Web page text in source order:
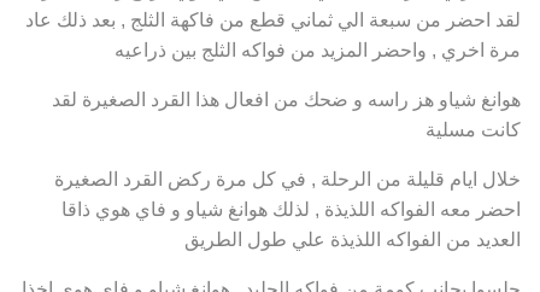
لقد احضر من سبعة الي ثماني قطع من فاكهة الثلج , بعد ذلك عاد
مرة اخري , واحضر المزيد من فواكه الثلج بين ذراعيه
هوانغ شياو هز راسه و ضحك من افعال هذا القرد الصغيرة لقد
كانت مسلية
خلال ايام قليلة من الرحلة , في كل مرة ركض القرد الصغيرة
احضر معه الفواكه اللذيذة , لذلك هوانغ شياو و فاي هوي ذاقا
العديد من الفواكه اللذيذة علي طول الطريق
جلسوا بجانب كومة من فواكه الجليد , هوانغ شياو و فاي هوي اخذا